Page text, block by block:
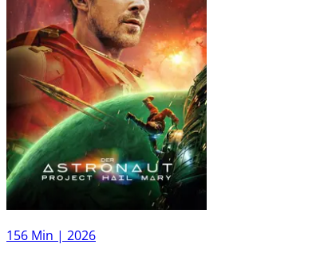
156 Min | 2026